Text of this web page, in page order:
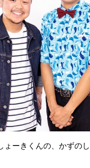
ーきくんの、かずの